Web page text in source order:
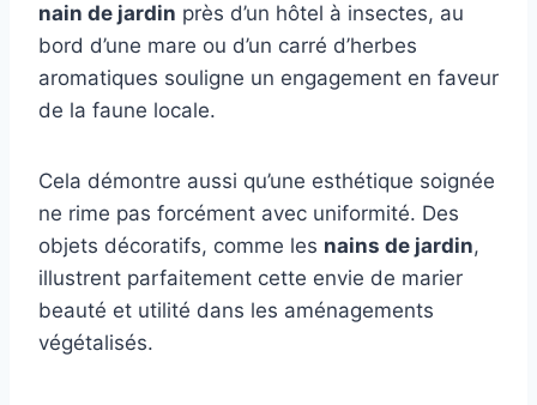
nain de jardin près d’un hôtel à insectes, au
bord d’une mare ou d’un carré d’herbes
aromatiques souligne un engagement en faveur
de la faune locale.
Cela démontre aussi qu’une esthétique soignée
ne rime pas forcément avec uniformité. Des
objets décoratifs, comme les nains de jardin,
illustrent parfaitement cette envie de marier
beauté et utilité dans les aménagements
végétalisés.